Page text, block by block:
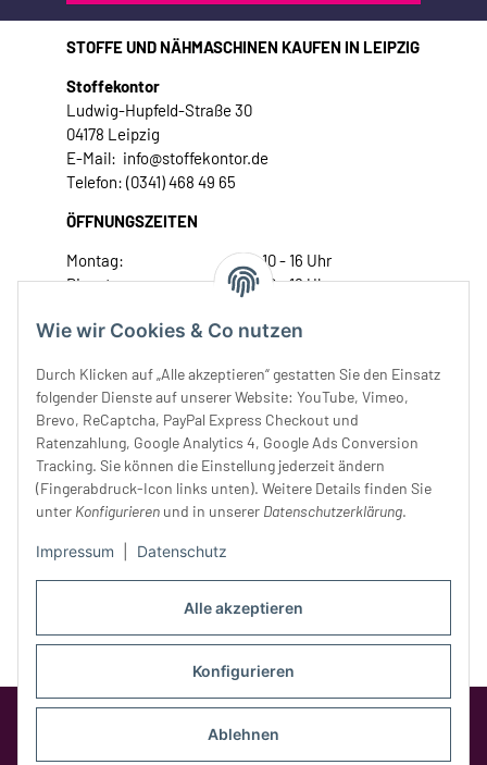
Alle akzeptieren
Konfigurieren
Ablehnen
Wie wir Cookies & Co nutzen
Durch Klicken auf „Alle akzeptieren“ gestatten Sie den Einsatz
folgender Dienste auf unserer Website: YouTube, Vimeo,
Brevo, ReCaptcha, PayPal Express Checkout und
Ratenzahlung, Google Analytics 4, Google Ads Conversion
Tracking. Sie können die Einstellung jederzeit ändern
(Fingerabdruck-Icon links unten). Weitere Details finden Sie
unter Konfigurieren und in unserer Datenschutzerklärung.
Impressum Datenschutz
STOFFE UND NÄHMASCHINEN KAUFEN IN LEIPZIG
Stoffekontor
Ludwig-Hupfeld-Straße 30
04178 Leipzig
E-Mail: info@stoffekontor.de
Telefon: (0341) 468 49 65
ÖFFNUNGSZEITEN
Montag:
10 - 16 Uhr
Dienstag:
10 - 16 Uhr
Donnerstag:
10 - 18 Uhr
Samstag:
10 - 14 Uhr
Unser Service
Rechtliches
Opt-Out-Cookie ist nicht gesetzt